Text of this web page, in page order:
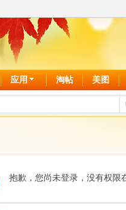
应用 淘帖 美图
抱歉，您尚未登录，没有权限